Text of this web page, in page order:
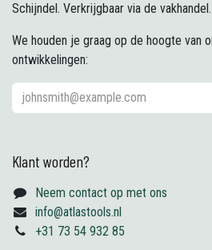
Schijndel. Verkrijgbaar via de vakhandel.
We houden je graag op de hoogte van
ontwikkelingen:
Klant worden?
Neem contact op met ons
info@atlastools.nl
+31 73 54 932 85